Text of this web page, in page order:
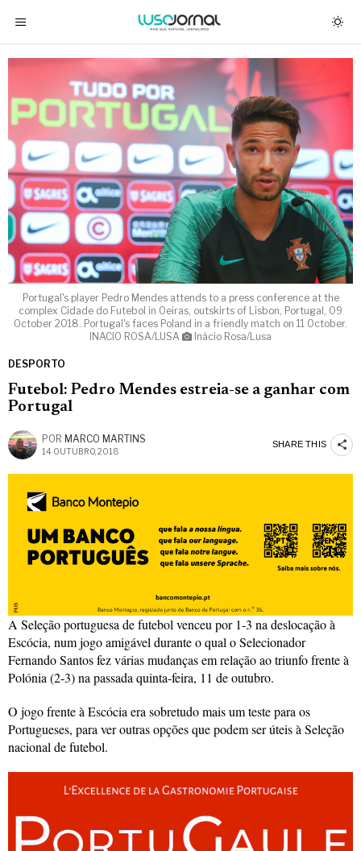
Portugal's player Pedro Mendes attends to a press conference at the
complex Cidade do Futebol in Oeiras, outskirts of Lisbon, Portugal, 09
October 2018. Portugal's faces Poland in a friendly match on 11 October.
INACIO ROSA/LUSA
Inácio Rosa/Lusa
DESPORTO
Futebol: Pedro Mendes estreia-se a ganhar com
Portugal
POR MARCO MARTINS
14 OUTUBRO, 2018
SHARE THIS
A Seleção portuguesa de futebol venceu por 1-3 na deslocação à
Escócia, num jogo amigável durante o qual o Selecionador
Fernando Santos fez várias mudanças em relação ao triunfo frente à
Polónia (2-3) na passada quinta-feira, 11 de outubro.
O jogo frente à Escócia era sobretudo mais um teste para os
Portugueses, para ver outras opções que podem ser úteis à Seleção
nacional de futebol.